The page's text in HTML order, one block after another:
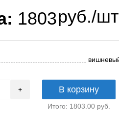
1803руб./шт
+ В корзину
Итого: 1803.00 руб.